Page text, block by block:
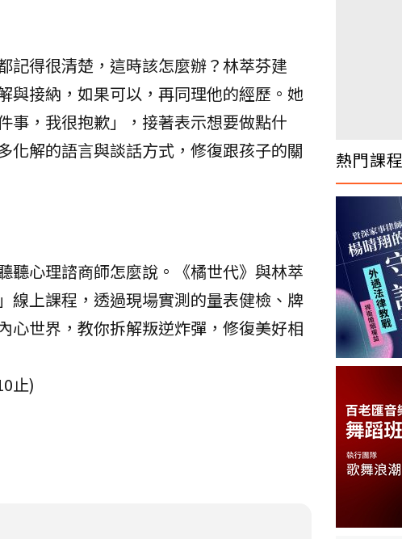
記得很清楚，這時該怎麼辦？林萃芬建
與接納，如果可以，再同理他的經歷。她
事，我很抱歉」，接著表示想要做點什
化解的語言與談話方式，修復跟孩子的關
聽心理諮商師怎麼說。《橘世代》與林萃
」線上課程，透過現場實測的量表健檢、牌
心世界，教你拆解叛逆炸彈，修復美好相
止)
熱門課程